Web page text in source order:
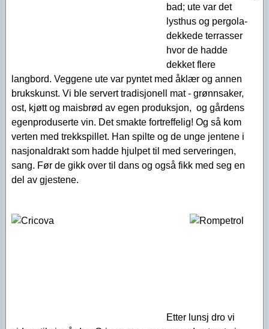
bad; ute var det
lysthus og pergola-
dekkede terrasser
hvor de hadde
dekket flere
langbord. Veggene ute var pyntet med åklær og annen
brukskunst. Vi ble servert tradisjonell mat - grønnsaker,
ost, kjøtt og maisbrød av egen produksjon, og gårdens
egenproduserte vin. Det smakte fortreffelig! Og så kom
verten med trekkspillet. Han spilte og de unge jentene i
nasjonaldrakt som hadde hjulpet til med serveringen,
sang. Før de gikk over til dans og også fikk med seg en
del av gjestene.
Etter lunsj dro vi